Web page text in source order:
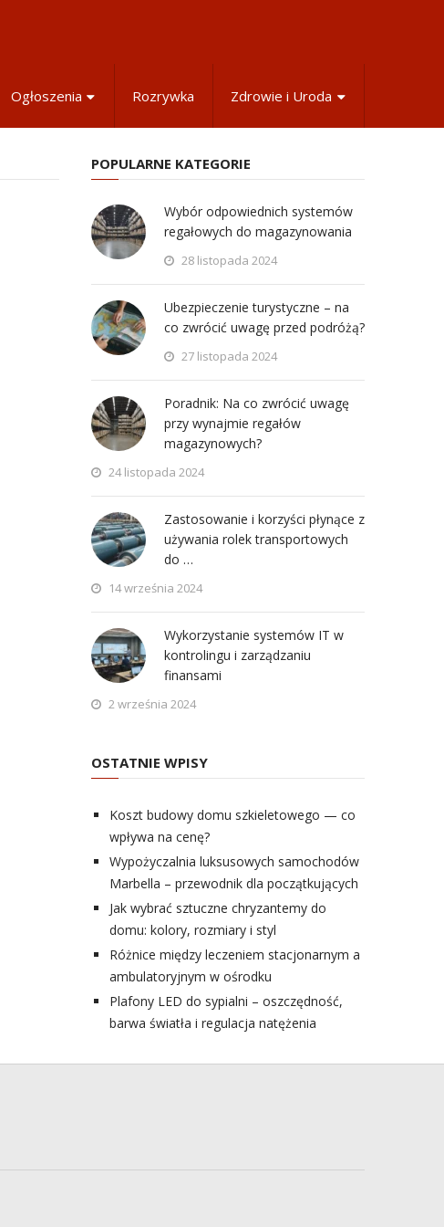
Ogłoszenia Rozrywka Zdrowie i Uroda
POPULARNE KATEGORIE
Wybór odpowiednich systemów
regałowych do magazynowania
28 listopada 2024
Ubezpieczenie turystyczne – na
co zwrócić uwagę przed podróżą?
27 listopada 2024
Poradnik: Na co zwrócić uwagę
przy wynajmie regałów
magazynowych?
24 listopada 2024
Zastosowanie i korzyści płynące z
używania rolek transportowych
do …
14 września 2024
Wykorzystanie systemów IT w
kontrolingu i zarządzaniu
finansami
2 września 2024
OSTATNIE WPISY
Koszt budowy domu szkieletowego — co
wpływa na cenę?
Wypożyczalnia luksusowych samochodów
Marbella – przewodnik dla początkujących
Jak wybrać sztuczne chryzantemy do
domu: kolory, rozmiary i styl
Różnice między leczeniem stacjonarnym a
ambulatoryjnym w ośrodku
Plafony LED do sypialni – oszczędność,
barwa światła i regulacja natężenia